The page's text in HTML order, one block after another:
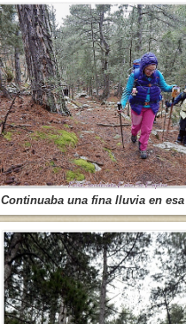
Continuaba una fina lluvia en